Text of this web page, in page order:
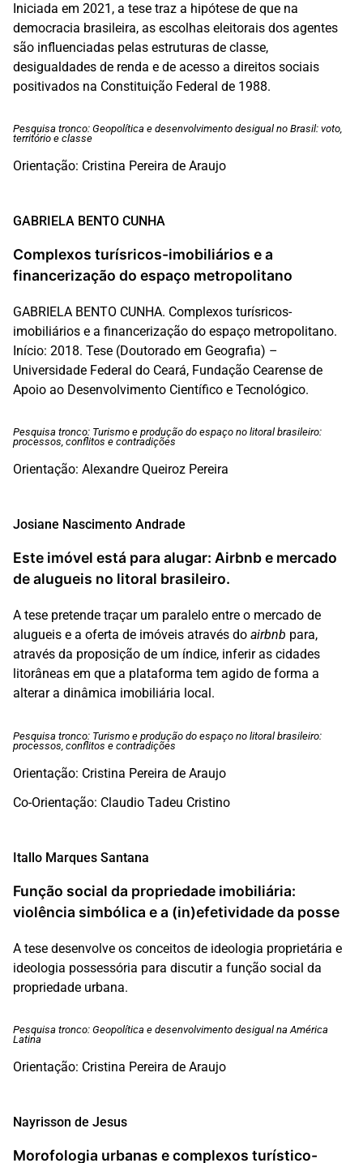
Iniciada em 2021, a tese traz a hipótese de que na
democracia brasileira, as escolhas eleitorais dos agentes
são influenciadas pelas estruturas de classe,
desigualdades de renda e de acesso a direitos sociais
positivados na Constituição Federal de 1988.
Pesquisa tronco: Geopolítica e desenvolvimento desigual no Brasil: voto,
território e classe
Orientação: Cristina Pereira de Araujo
GABRIELA BENTO CUNHA
Complexos turísricos-imobiliários e a
financerização do espaço metropolitano
GABRIELA BENTO CUNHA. Complexos turísricos-
imobiliários e a financerização do espaço metropolitano.
Início: 2018. Tese (Doutorado em Geografia) –
Universidade Federal do Ceará, Fundação Cearense de
Apoio ao Desenvolvimento Científico e Tecnológico.
Pesquisa tronco: Turismo e produção do espaço no litoral brasileiro:
processos, conflitos e contradições
Orientação: Alexandre Queiroz Pereira
Josiane Nascimento Andrade
Este imóvel está para alugar: Airbnb e mercado
de alugueis no litoral brasileiro.
A tese pretende traçar um paralelo entre o mercado de
alugueis e a oferta de imóveis através do airbnb para,
através da proposição de um índice, inferir as cidades
litorâneas em que a plataforma tem agido de forma a
alterar a dinâmica imobiliária local.
Pesquisa tronco: Turismo e produção do espaço no litoral brasileiro:
processos, conflitos e contradições
Orientação: Cristina Pereira de Araujo
Co-Orientação: Claudio Tadeu Cristino
Itallo Marques Santana
Função social da propriedade imobiliária:
violência simbólica e a (in)efetividade da posse
A tese desenvolve os conceitos de ideologia proprietária e
ideologia possessória para discutir a função social da
propriedade urbana.
Pesquisa tronco: Geopolítica e desenvolvimento desigual na América
Latina
Orientação: Cristina Pereira de Araujo
Nayrisson de Jesus
Morofologia urbanas e complexos turístico-